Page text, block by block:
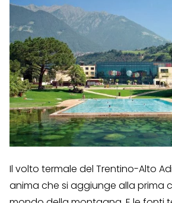
Il volto termale del Trentino-Alto
anima che si aggiunge alla prima